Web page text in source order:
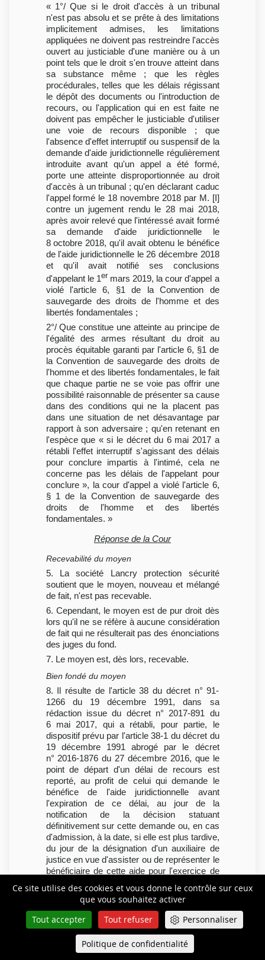
Ce site utilise des cookies et vous donne le contrôle sur ceux
que vous souhaitez activer
Tout accepter
Tout refuser Personnaliser
Politique de confidentialité
« 1°/ Que si le droit d'accès à un tribunal
n'est pas absolu et se prête à des limitations
implicitement admises, les limitations
appliquées ne doivent pas restreindre l'accès
ouvert au justiciable d'une manière ou à un
point tels que le droit s'en trouve atteint dans
sa substance même ; que les règles
procédurales, telles que les délais régissant
le dépôt des documents ou l'introduction de
recours, ou l'application qui en est faite ne
doivent pas empêcher le justiciable d'utiliser
une voie de recours disponible ; que
l'absence d'effet interruptif ou suspensif de la
demande d'aide juridictionnelle régulièrement
introduite avant qu'un appel a été formé,
porte une atteinte disproportionnée au droit
d'accès à un tribunal ; qu'en déclarant caduc
l'appel formé le 18 novembre 2018 par M. [I]
contre un jugement rendu le 28 mai 2018,
après avoir relevé que l'intéressé avait formé
sa demande d'aide juridictionnelle le
8 octobre 2018, qu'il avait obtenu le bénéfice
de l'aide juridictionnelle le 26 décembre 2018
et qu'il avait notifié ses conclusions
d'appelant le 1er mars 2019, la cour d'appel a
violé l'article 6, §1 de la Convention de
sauvegarde des droits de l'homme et des
libertés fondamentales ;
2°/ Que constitue une atteinte au principe de
l'égalité des armes résultant du droit au
procès équitable garanti par l'article 6, §1 de
la Convention de sauvegarde des droits de
l'homme et des libertés fondamentales, le fait
que chaque partie ne se voie pas offrir une
possibilité raisonnable de présenter sa cause
dans des conditions qui ne la placent pas
dans une situation de net désavantage par
rapport à son adversaire ; qu'en retenant en
l'espèce que « si le décret du 6 mai 2017 a
rétabli l'effet interruptif s'agissant des délais
pour conclure impartis à l'intimé, cela ne
concerne pas les délais de l'appelant pour
conclure », la cour d'appel a violé l'article 6,
§ 1 de la Convention de sauvegarde des
droits de l'homme et des libertés
fondamentales. »
Réponse de la Cour
Recevabilité du moyen
5. La société Lancry protection sécurité
soutient que le moyen, nouveau et mélangé
de fait, n'est pas recevable.
6. Cependant, le moyen est de pur droit dès
lors qu'il ne se réfère à aucune considération
de fait qui ne résulterait pas des énonciations
des juges du fond.
7. Le moyen est, dès lors, recevable.
Bien fondé du moyen
8. Il résulte de l'article 38 du décret n° 91-
1266 du 19 décembre 1991, dans sa
rédaction issue du décret n° 2017-891 du
6 mai 2017, qui a rétabli, pour partie, le
dispositif prévu par l'article 38-1 du décret du
19 décembre 1991 abrogé par le décret
n° 2016-1876 du 27 décembre 2016, que le
point de départ d'un délai de recours est
reporté, au profit de celui qui demande le
bénéfice de l'aide juridictionnelle avant
l'expiration de ce délai, au jour de la
notification de la décision statuant
définitivement sur cette demande ou, en cas
d'admission, à la date, si elle est plus tardive,
du jour de la désignation d'un auxiliaire de
justice en vue d'assister ou de représenter le
bénéficiaire de cette aide pour l'exercice de
Le point de départ des délais impartis pour
conclure ou former appel incident est reporté
de manière identique au profit des parties à
une instance d'appel sollicitant le bénéfice de
l'aide juridictionnelle au cours des délais
mentionnés aux articles 905-2, 909 et 910 du
Queue-Fair